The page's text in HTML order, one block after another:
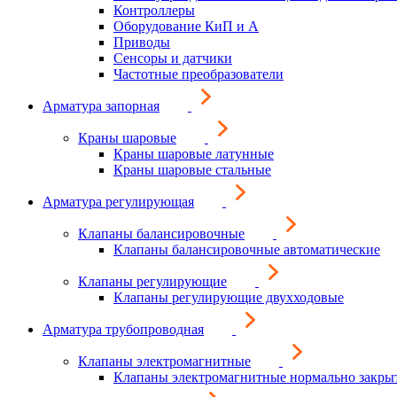
Контроллеры
Оборудование КиП и А
Приводы
Сенсоры и датчики
Частотные преобразователи
Арматура запорная
Краны шаровые
Краны шаровые латунные
Краны шаровые стальные
Арматура регулирующая
Клапаны балансировочные
Клапаны балансировочные автоматические
Клапаны регулирующие
Клапаны регулирующие двухходовые
Арматура трубопроводная
Клапаны электромагнитные
Клапаны электромагнитные нормально